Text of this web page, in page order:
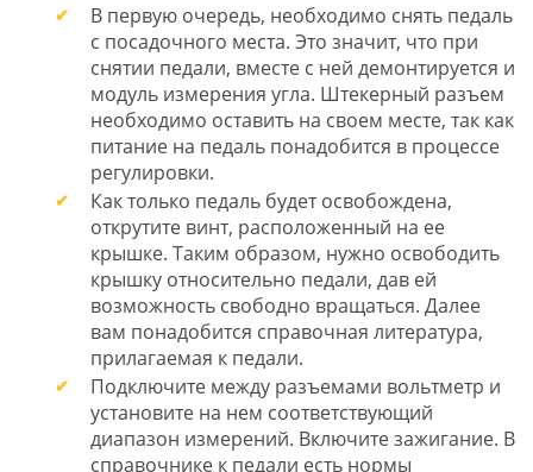
В первую очередь, необходимо снять педаль
с посадочного места. Это значит, что при
снятии педали, вместе с ней демонтируется и
модуль измерения угла. Штекерный разъем
необходимо оставить на своем месте, так как
питание на педаль понадобится в процессе
регулировки.
Как только педаль будет освобождена,
открутите винт, расположенный на ее
крышке. Таким образом, нужно освободить
крышку относительно педали, дав ей
возможность свободно вращаться. Далее
вам понадобится справочная литература,
прилагаемая к педали.
Подключите между разъемами вольтметр и
установите на нем соответствующий
диапазон измерений. Включите зажигание. В
справочнике к педали есть нормы